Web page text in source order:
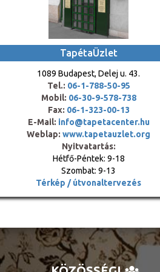
TapétaÜzlet
1089 Budapest, Delej u. 43.
Tel.: 06-1-788-50-95
Mobil: 06-30-9-578-738
Fax: 06-1-323-00-13
E-Mail: info@tapetacenter.hu
Weblap: www.tapetauzlet.org
Nyitvatartás:
Hétfő-Péntek: 9-18
Szombat: 9-13
Térkép / útvonaltervezés